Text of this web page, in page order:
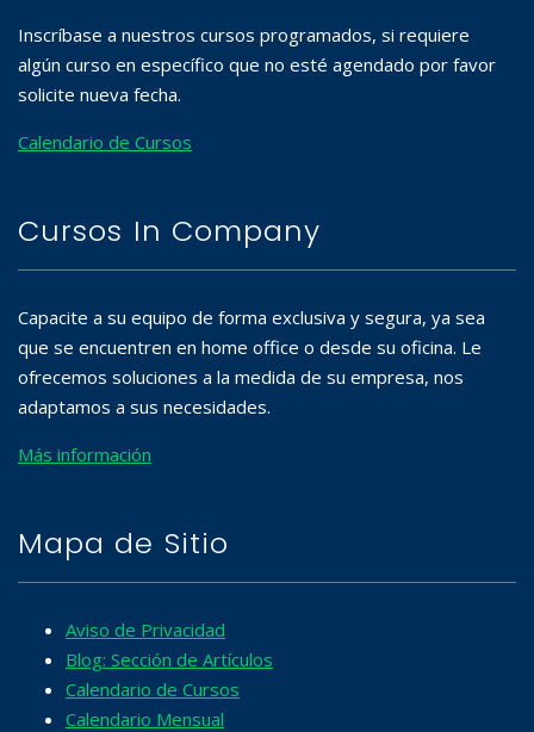
Inscríbase a nuestros cursos programados, si requiere
algún curso en específico que no esté agendado por favor
solicite nueva fecha.
Calendario de Cursos
Cursos In Company
Capacite a su equipo de forma exclusiva y segura, ya sea
que se encuentren en home office o desde su oficina. Le
ofrecemos soluciones a la medida de su empresa, nos
adaptamos a sus necesidades.
Más información
Mapa de Sitio
Aviso de Privacidad
Blog: Sección de Artículos
Calendario de Cursos
Calendario Mensual